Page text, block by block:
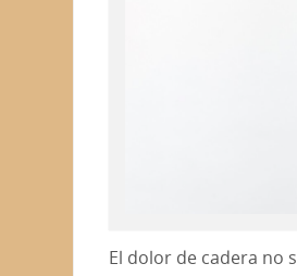
El dolor de cadera no